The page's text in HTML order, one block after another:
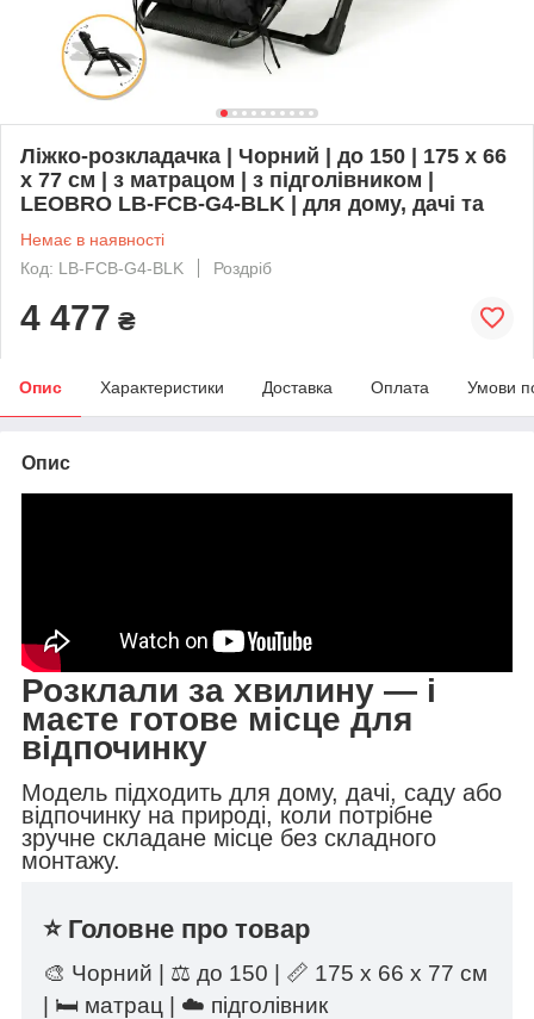
Ліжко-розкладачка | Чорний | до 150 | 175 х 66
х 77 см | з матрацом | з підголівником |
LEOBRO LB-FCB-G4-BLK | для дому, дачі та
Немає в наявності
Код: LB-FCB-G4-BLK
Роздріб
4 477 ₴
Опис Характеристики Доставка Оплата Умови
Опис
Розклали за хвилину — і
маєте готове місце для
відпочинку
Модель підходить для дому, дачі, саду або
відпочинку на природі, коли потрібне
зручне складане місце без складного
монтажу.
⭐ Головне про товар
🎨 Чорний | ⚖️ до 150 | 📏 175 х 66 х 77 см
| 🛏️ матрац | ☁️ підголівник